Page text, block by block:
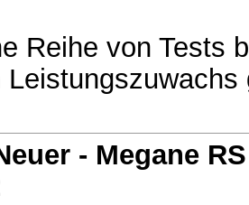
Reihe von Tests
- Megane